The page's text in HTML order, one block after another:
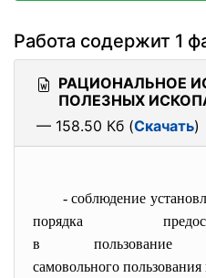
Работа содержит 1
РАЦИОНАЛЬНОЕ
ПОЛЕЗНЫХ
— 158.50 Кб (Скачать)
- соблюдение
порядка
в пользование
самовольного пользования